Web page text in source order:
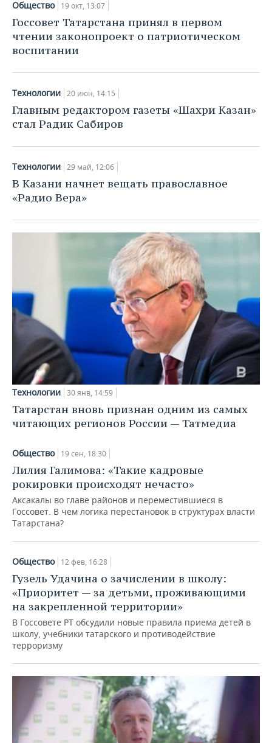
Общество 19 окт, 13:07
Госсовет Татарстана принял в первом
чтении законопроект о патриотическом
воспитании
Технологии 20 июн, 14:15
Главным редактором газеты «Шахри Казан»
стал Радик Сабиров
Технологии 29 май, 12:06
В Казани начнет вещать православное
«Радио Вера»
Технологии 30 янв, 14:59
Татарстан вновь признан одним из самых
читающих регионов России — Татмедиа
Общество 19 сен, 18:30
Лилия Галимова: «Такие кадровые
рокировки происходят нечасто»
Аксакалы во главе районов и переместившиеся в
Госсовет. В чем логика перестановок в структурах власти
Татарстана?
Общество 12 фев, 16:28
Гузель Удачина о зачислении в школу:
«Приоритет — за детьми, проживающими
на закрепленной территории»
В Госсовете РТ обсудили новые правила приема детей в
школу, учебники татарского и противодействие
терроризму